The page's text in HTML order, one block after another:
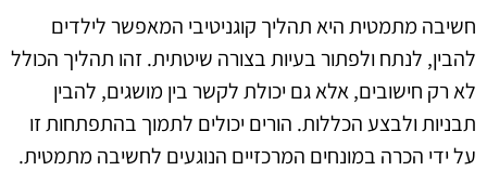
חשיבה מתמטית היא תהליך קוגניטיבי המאפשר לילדים
להבין, לנתח ולפתור בעיות בצורה שיטתית. זהו תהליך הכולל
לא רק חישובים, אלא גם יכולת לקשר בין מושגים, להבין
תבניות ולבצע הכללות. הורים יכולים לתמוך בהתפתחות זו
על ידי הכרה במונחים המרכזיים הנוגעים לחשיבה מתמטית.